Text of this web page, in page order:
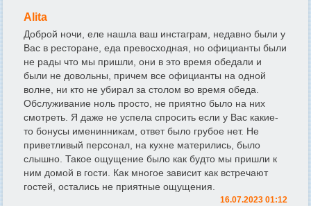
Alita
Доброй ночи, еле нашла ваш инстаграм, недавно были у
Вас в ресторане, еда превосходная, но официанты были
не рады что мы пришли, они в это время обедали и
были не довольны, причем все официанты на одной
волне, ни кто не убирал за столом во время обеда.
Обслуживание ноль просто, не приятно было на них
смотреть. Я даже не успела спросить если у Вас какие-
то бонусы именинникам, ответ было грубое нет. Не
приветливый персонал, на кухне матерились, было
слышно. Такое ощущение было как будто мы пришли к
ним домой в гости. Как многое зависит как встречают
гостей, остались не приятные ощущения.
16.07.2023 01:12